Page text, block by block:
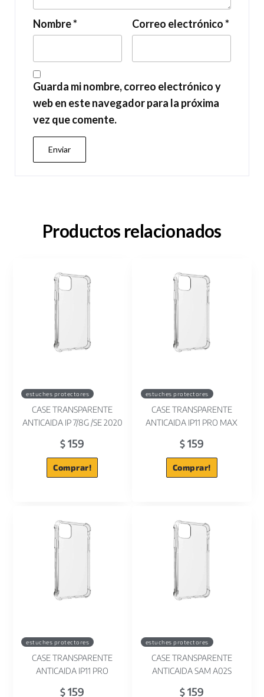
Nombre* Correo electrónico*
Guarda mi nombre, correo electrónico y
web en este navegador para la próxima
vez que comente.
Productos relacionados
estuches protectores
CASE TRANSPARENTE
ANTICAIDA IP 7/8G /SE 2020
$ 159
Comprar!
estuches protectores
CASE TRANSPARENTE
ANTICAIDA IP11 PRO MAX
$159
Comprar!
estuches protectores
CASE TRANSPARENTE
ANTICAIDA IP11 PRO
$ 159
estuches protectores
CASE TRANSPARENTE
ANTICAIDA SAM A02S
$159